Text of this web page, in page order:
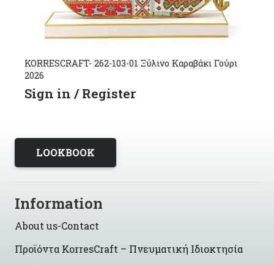
KORRESCRAFT- 262-103-01 Ξύλινο Καραβάκι Γούρι
2026
Sign in / Register
LOOKBOOK
Information
About us-Contact
Προϊόντα KorresCraft – Πνευματική Ιδιοκτησία